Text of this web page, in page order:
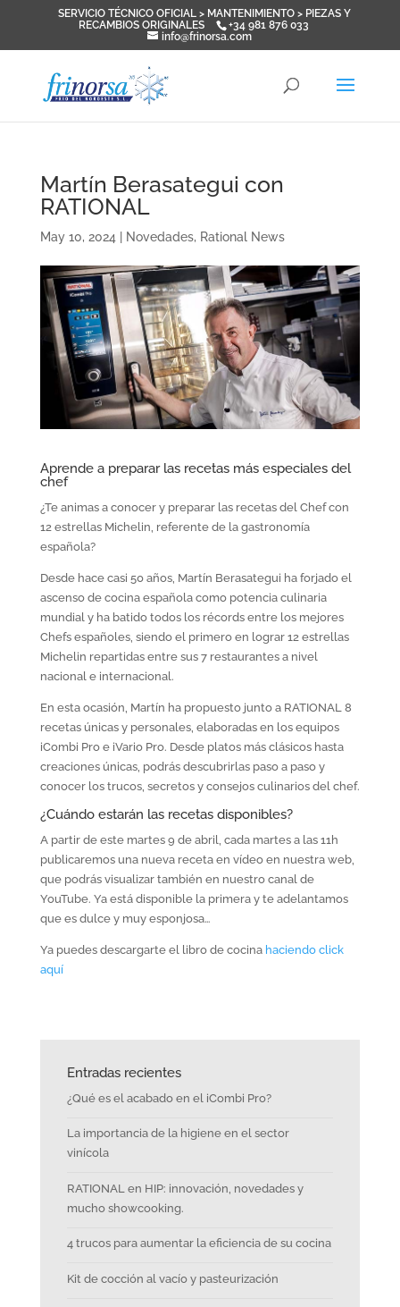
SERVICIO TÉCNICO OFICIAL > MANTENIMIENTO > PIEZAS Y
RECAMBIOS ORIGINALES
+34 981 876 033
info@frinorsa.com
Martín Berasategui con
RATIONAL
May 10, 2024 Novedades, Rational News
Aprende a preparar las recetas más especiales del
chef
¿Te animas a conocer y preparar las recetas del Chef con
12 estrellas Michelin, referente de la gastronomía
española?
Desde hace casi 50 años, Martín Berasategui ha forjado el
ascenso de cocina española como potencia culinaria
mundial y ha batido todos los récords entre los mejores
Chefs españoles, siendo el primero en lograr 12 estrellas
Michelin repartidas entre sus 7 restaurantes a nivel
nacional e internacional.
En esta ocasión, Martín ha propuesto junto a RATIONAL 8
recetas únicas y personales, elaboradas en los equipos
iCombi Pro e iVario Pro. Desde platos más clásicos hasta
creaciones únicas, podrás descubrirlas paso a paso y
conocer los trucos, secretos y consejos culinarios del chef.
¿Cuándo estarán las recetas disponibles?
A partir de este martes 9 de abril, cada martes a las 11h
publicaremos una nueva receta en vídeo en nuestra web,
que podrás visualizar también en nuestro canal de
YouTube. Ya está disponible la primera y te adelantamos
que es dulce y muy esponjosa…
Ya puedes descargarte el libro de cocina haciendo click
aquí
Entradas recientes
¿Qué es el acabado en el iCombi Pro?
La importancia de la higiene en el sector
vinícola
RATIONAL en HIP: innovación, novedades y
mucho showcooking.
4 trucos para aumentar la eficiencia de su cocina
Kit de cocción al vacío y pasteurización